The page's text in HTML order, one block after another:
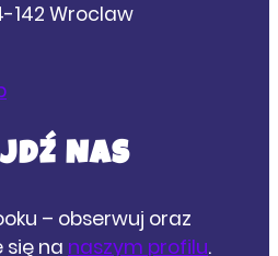
142 Wroclaw
NAS
– obserwuj oraz
się na naszym profilu.